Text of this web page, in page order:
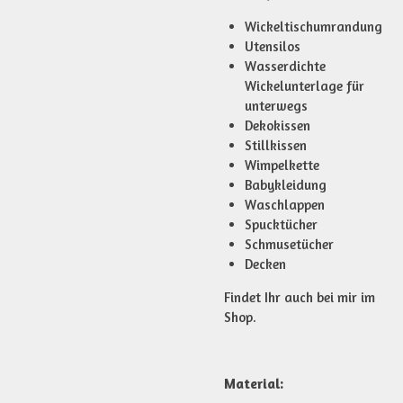
Wickeltischumrandung
Utensilos
Wasserdichte
Wickelunterlage für
unterwegs
Dekokissen
Stillkissen
Wimpelkette
Babykleidung
Waschlappen
Spucktücher
Schmusetücher
Decken
Findet Ihr auch bei mir im
Shop.
Material: